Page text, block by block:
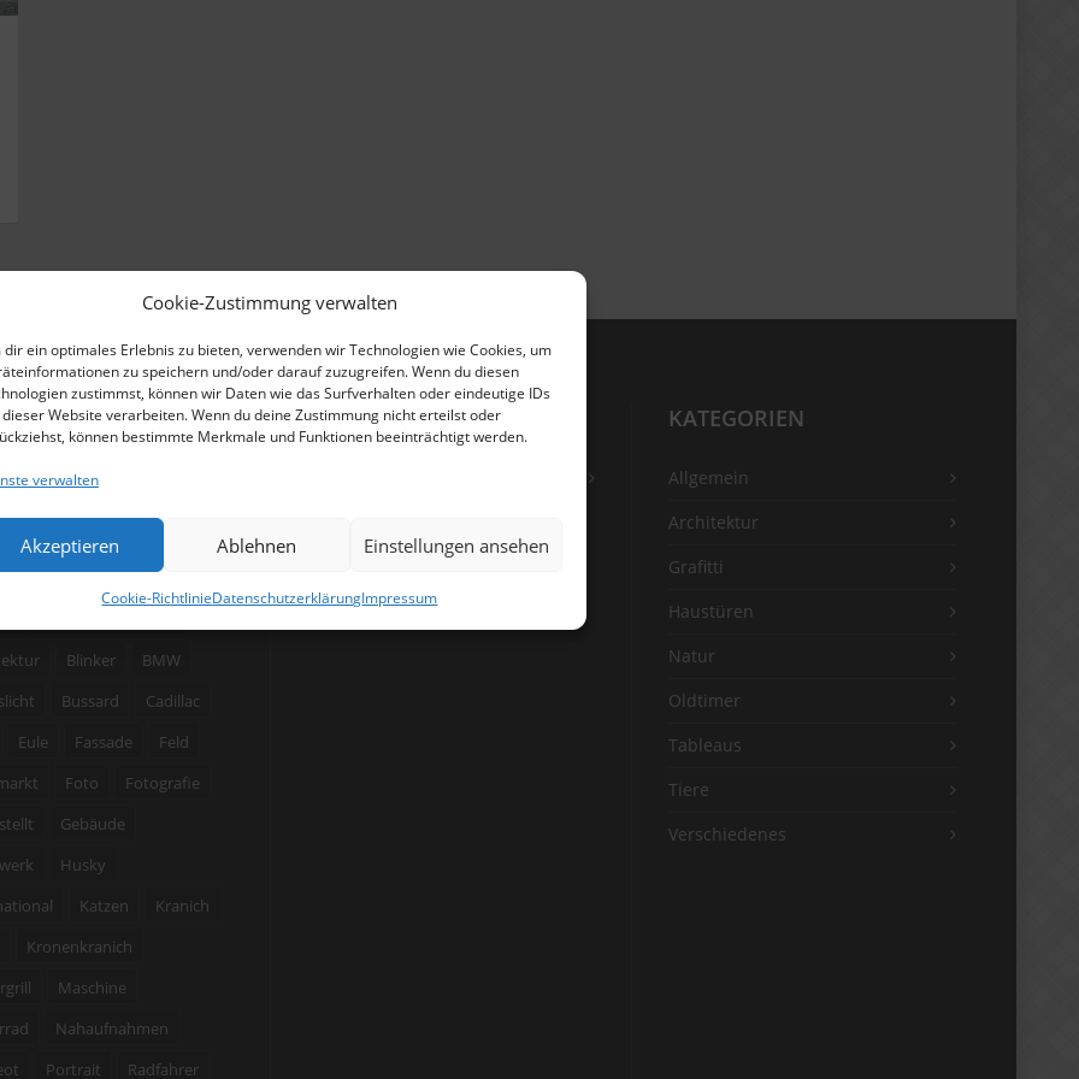
Cookie-Zustimmung verwalten
dir ein optimales Erlebnis zu bieten, verwenden wir Technologien wie Cookies, um
zu speichern und/oder darauf zuzugreifen. Wenn du diesen
zustimmst, können wir Daten wie das Surfverhalten oder eindeutige IDs
Website verarbeiten. Wenn du deine Zustimmung nicht erteilst oder
können bestimmte Merkmale und Funktionen beeinträchtigt werden.
verwalten
Akzeptieren Ablehnen Einstellungen ansehen
Cookie-RichtlinieDatenschutzerklärungImpressum
Blinker
BMW
Bussard
Cadillac
Eule Fassade
Feld
Foto
Fotografie
Gebäude
Husky
Katzen
Kranich
Kronenkranich
Maschine
Nahaufnahmen
Portrait Radfahrer
ARCHIV KATEGORIEN
Allgemein
Architektur
Grafitti
Haustüren
Natur
Oldtimer
Tableaus
Tiere
Verschiedenes